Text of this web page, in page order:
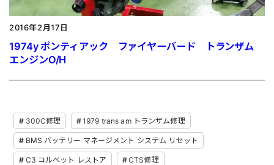
2016年2月17日
1974y ポンティアック ファイヤーバード トランザム
エンジンO/H
300C修理 1979 trans am トランザム修理
BMS バッテリー マネージメント システム リセット
C3 コルベット レストア CTS修理